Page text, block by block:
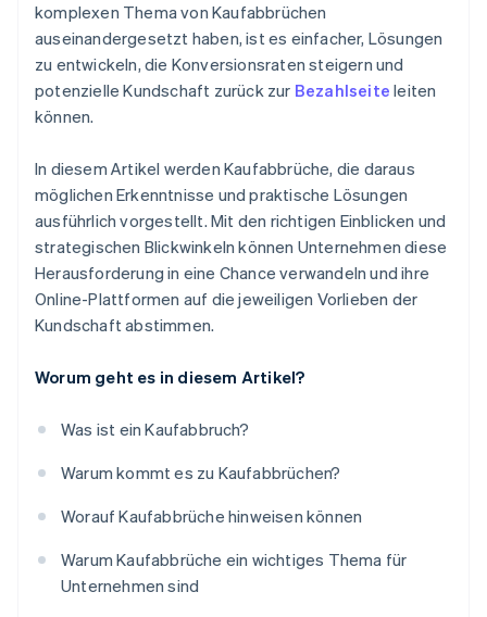
komplexen Thema von Kaufabbrüchen
auseinandergesetzt haben, ist es einfacher, Lösungen
zu entwickeln, die Konversionsraten steigern und
potenzielle Kundschaft zurück zur Bezahlseite leiten
können.
In diesem Artikel werden Kaufabbrüche, die daraus
möglichen Erkenntnisse und praktische Lösungen
ausführlich vorgestellt. Mit den richtigen Einblicken und
strategischen Blickwinkeln können Unternehmen diese
Herausforderung in eine Chance verwandeln und ihre
Online-Plattformen auf die jeweiligen Vorlieben der
Kundschaft abstimmen.
Worum geht es in diesem Artikel?
Was ist ein Kaufabbruch?
Warum kommt es zu Kaufabbrüchen?
Worauf Kaufabbrüche hinweisen können
Warum Kaufabbrüche ein wichtiges Thema für
Unternehmen sind